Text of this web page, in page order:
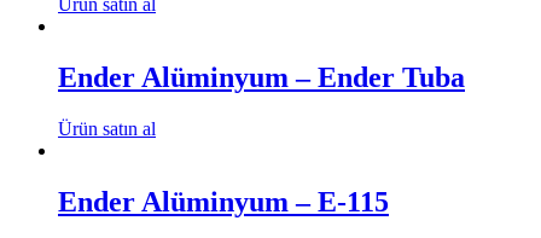
Ürün satın al
Ender Alüminyum – Ender Tuba
Ürün satın al
Ender Alüminyum – E-115